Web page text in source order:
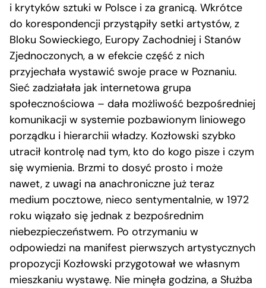
i krytyków sztuki w Polsce i za granicą. Wkrótce
do korespondencji przystąpiły setki artystów, z
Bloku Sowieckiego, Europy Zachodniej i Stanów
Zjednoczonych, a w efekcie część z nich
przyjechała wystawić swoje prace w Poznaniu.
Sieć zadziałała jak internetowa grupa
społecznościowa – dała możliwość bezpośredniej
komunikacji w systemie pozbawionym liniowego
porządku i hierarchii władzy. Kozłowski szybko
utracił kontrolę nad tym, kto do kogo pisze i czym
się wymienia. Brzmi to dosyć prosto i może
nawet, z uwagi na anachroniczne już teraz
medium pocztowe, nieco sentymentalnie, w 1972
roku wiązało się jednak z bezpośrednim
niebezpieczeństwem. Po otrzymaniu w
odpowiedzi na manifest pierwszych artystycznych
propozycji Kozłowski przygotował we własnym
mieszkaniu wystawę. Nie minęła godzina, a Służba